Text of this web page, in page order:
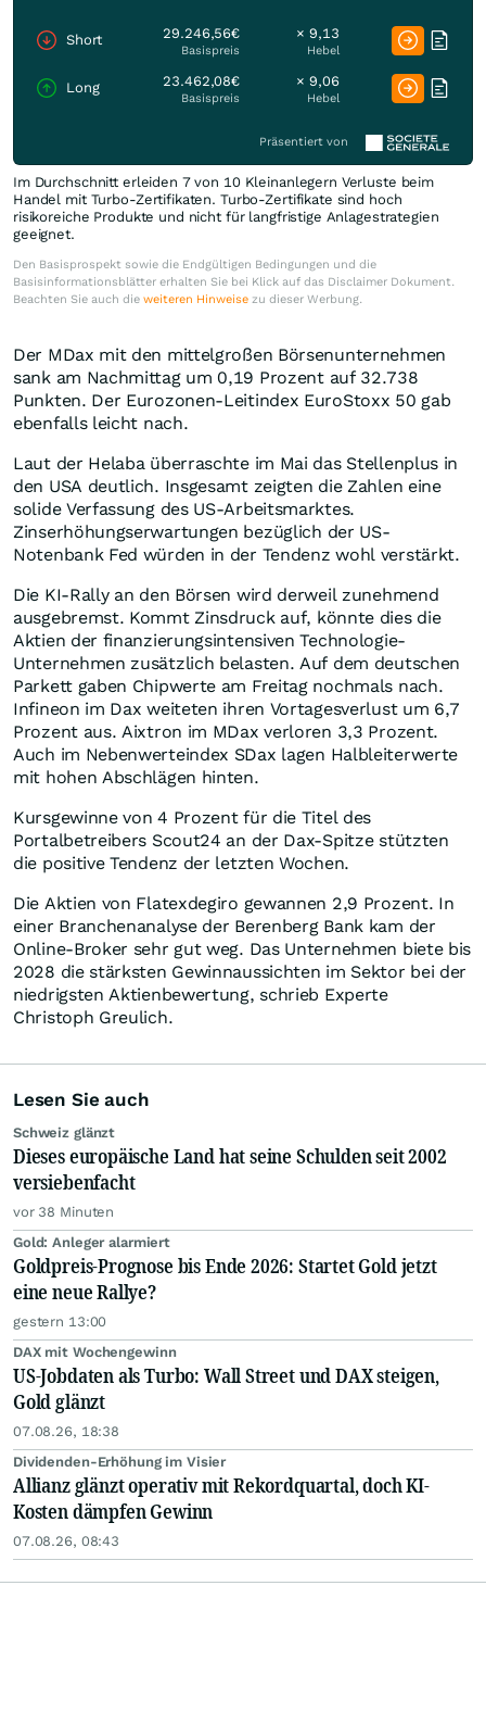
Short 29.246,56€
Basispreis
× 9,13
Hebel
Long 23.462,08€
Basispreis
× 9,06
Hebel
Präsentiert von
Im Durchschnitt erleiden 7 von 10 Kleinanlegern Verluste beim
Handel mit Turbo-Zertifikaten. Turbo-Zertifikate sind hoch
risikoreiche Produkte und nicht für langfristige Anlagestrategien
geeignet.
Den Basisprospekt sowie die Endgültigen Bedingungen und die
Basisinformationsblätter erhalten Sie bei Klick auf das Disclaimer Dokument.
Beachten Sie auch die weiteren Hinweise zu dieser Werbung.
Der MDax mit den mittelgroßen Börsenunternehmen
sank am Nachmittag um 0,19 Prozent auf 32.738
Punkten. Der Eurozonen-Leitindex EuroStoxx 50 gab
ebenfalls leicht nach.
Laut der Helaba überraschte im Mai das Stellenplus in
den USA deutlich. Insgesamt zeigten die Zahlen eine
solide Verfassung des US-Arbeitsmarktes.
Zinserhöhungserwartungen bezüglich der US-
Notenbank Fed würden in der Tendenz wohl verstärkt.
Die KI-Rally an den Börsen wird derweil zunehmend
ausgebremst. Kommt Zinsdruck auf, könnte dies die
Aktien der finanzierungsintensiven Technologie-
Unternehmen zusätzlich belasten. Auf dem deutschen
Parkett gaben Chipwerte am Freitag nochmals nach.
Infineon im Dax weiteten ihren Vortagesverlust um 6,7
Prozent aus. Aixtron im MDax verloren 3,3 Prozent.
Auch im Nebenwerteindex SDax lagen Halbleiterwerte
mit hohen Abschlägen hinten.
Kursgewinne von 4 Prozent für die Titel des
Portalbetreibers Scout24 an der Dax-Spitze stützten
die positive Tendenz der letzten Wochen.
Die Aktien von Flatexdegiro gewannen 2,9 Prozent. In
einer Branchenanalyse der Berenberg Bank kam der
Online-Broker sehr gut weg. Das Unternehmen biete bis
2028 die stärksten Gewinnaussichten im Sektor bei der
niedrigsten Aktienbewertung, schrieb Experte
Christoph Greulich.
Lesen Sie auch
Schweiz glänzt
Dieses europäische Land hat seine Schulden seit 2002
versiebenfacht
vor 38 Minuten
Gold: Anleger alarmiert
Goldpreis-Prognose bis Ende 2026: Startet Gold jetzt
eine neue Rallye?
gestern 13:00
DAX mit Wochengewinn
US-Jobdaten als Turbo: Wall Street und DAX steigen,
Gold glänzt
07.08.26, 18:38
Dividenden-Erhöhung im Visier
Allianz glänzt operativ mit Rekordquartal, doch KI-
Kosten dämpfen Gewinn
07.08.26, 08:43